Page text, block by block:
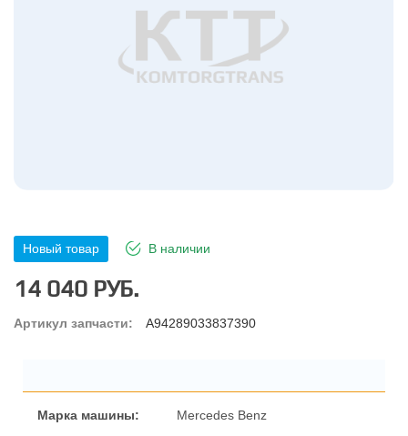
Новый товар В наличии
14 040 РУБ.
Артикул запчасти: A94289033837390
Марка машины: Mercedes Benz